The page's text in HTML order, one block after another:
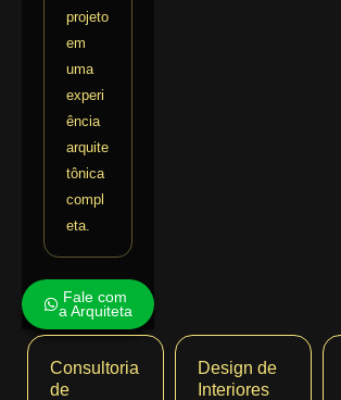
projeto
em
uma
experi
ência
arquite
tônica
compl
eta.
Fale com
a Arquiteta
Consultoria
de
Design de
Interiores